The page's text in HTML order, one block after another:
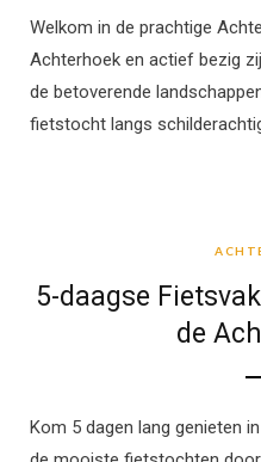
Welkom in de prachtige
Achterhoek en actief bezig
de betoverende
fietstocht langs
5-daagse
de
Kom 5 dagen lang genieten